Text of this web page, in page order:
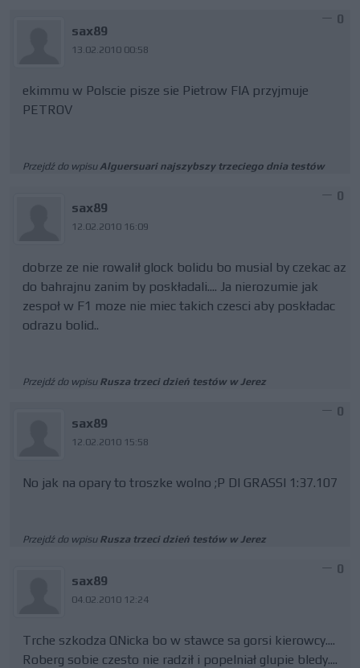
sax89
13.02.2010 00:58
0
ekimmu w Polscie pisze sie Pietrow FIA przyjmuje
PETROV
Przejdź do wpisuAlguersuari najszybszy trzeciego dnia testów
sax89
12.02.2010 16:09
0
dobrze ze nie rowalił glock bolidu bo musial by czekac az
do bahrajnu zanim by poskładali.... Ja nierozumie jak
zespoł w F1 moze nie miec takich czesci aby poskładac
odrazu bolid..
Przejdź do wpisu Rusza trzeci dzień testów w Jerez
sax89
12.02.2010 15:58
0
No jak na opary to troszke wolno ;P DI GRASSI 1:37.107
Przejdź do wpisu Rusza trzeci dzień testów w Jerez
sax89
04.02.2010 12:24
0
Trche szkodza QNicka bo w stawce sa gorsi kierowcy....
Roberg sobie czesto nie radził i popelniał glupie bledy....